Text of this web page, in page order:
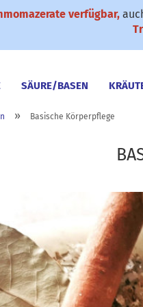
verfügbar,
SÄURE/BASEN
» Basische Körperpflege